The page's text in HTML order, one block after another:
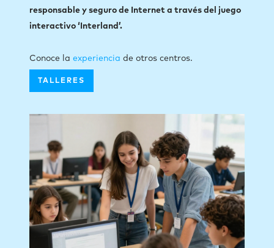
responsable y seguro de Internet a través del juego
interactivo ‘Interland’.
Conoce la experiencia de otros centros.
TALLERES